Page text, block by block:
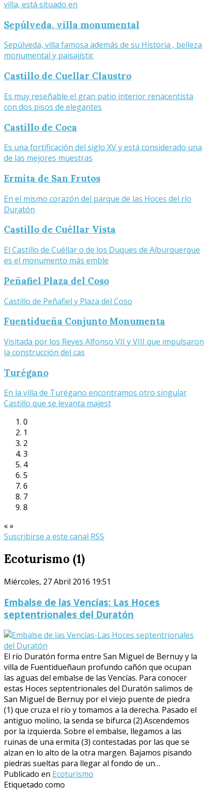
villa, está situado en
Sepúlveda, villa monumental
Sepúlveda, villa famosa además de su Historia , belleza
monumental y paisajístic
Castillo de Cuellar Claustro
Es muy reseñable el gran patio interior renacentista
con dos pisos de elegantes
Castillo de Coca
Es una fortificación del siglo XV y está considerado una
de las mejores muestras
Ermita de San Frutos
En el mismo corazón del parque de las Hoces del río
Duratón
Castillo de Cuéllar Vista
El Castillo de Cuéllar o de los Duques de Alburquerque
es el monumento más emble
Peñafiel Plaza del Coso
Castillo de Peñafiel y Plaza del Coso
Fuentidueña Conjunto Monumenta
Visitada por los Reyes Alfonso VII y VIII que impulsaron
la construcción del cas
Turégano
En la villa de Turégano encontramos otro singular
Castillo que se levanta majest
0
1
2
3
4
5
6
7
8
«»
Suscribirse a este canal RSS
Ecoturismo (1)
Miércoles, 27 Abril 2016 19:51
Embalse de las Vencías: Las Hoces
septentrionales del Duratón
El río Duratón forma entre San Miguel de Bernuy y la
villa de Fuentidueñaun profundo cañón que ocupan
las aguas del embalse de las Vencías. Para conocer
estas Hoces septentrionales del Duratón salimos de
San Miguel de Bernuy por el viejo puente de piedra
(1) que cruza el río y tomamos a la derecha. Pasado el
antiguo molino, la senda se bifurca (2).Ascendemos
por la izquierda. Sobre el embalse, llegamos a las
ruinas de una ermita (3) contestadas por las que se
alzan en lo alto de la otra margen. Bajamos pisando
piedras sueltas para llegar al fondo de un…
Publicado en Ecoturismo
Etiquetado como